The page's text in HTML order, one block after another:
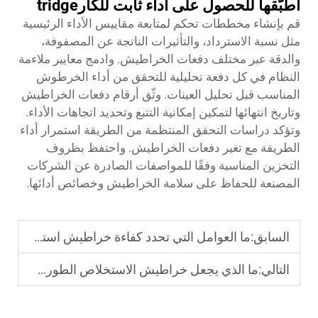
أطبّقها للحصول على أداء ثابت للكارtridge
قم بإنشاء مخططات تحكم لمتابعة مقاييس الأداء الرئيسية
مثل نسبة الاسترداد، والتأثيرات الناتجة عن المصفوفة،
والدقة عبر مختلف دفعات الخراطيش. وادمج معايير ملاءمة
النظام في كل دفعة تحليلية للتحقق من أداء الخرطوش
المناسب قبل تحليل العينات. وثّق أرقام دفعات الخراطيش
وتاريخ انتهائها لتمكين إمكانية التتبع وتحديد اتجاهات الأداء.
وتؤكد دراسات التحقق المنتظمة من الطريقة استمرار أداء
الطريقة مع تغير دفعات الخراطيش. واحتفظ بظروف
التخزين المناسبة وفقًا للمواصفات الصادرة عن الشركات
المصنعة للحفاظ على سلامة الخراطيش وخصائص أدائها.
السابق:ما العوامل التي تحدد كفاءة خراطيش استخراج المرحلة الصلبة (SPE)؟
التالي:ما الذي يجعل خراطيش الاستخلاص الطوري الصلب ضرورية في المختبرات التحليلية؟